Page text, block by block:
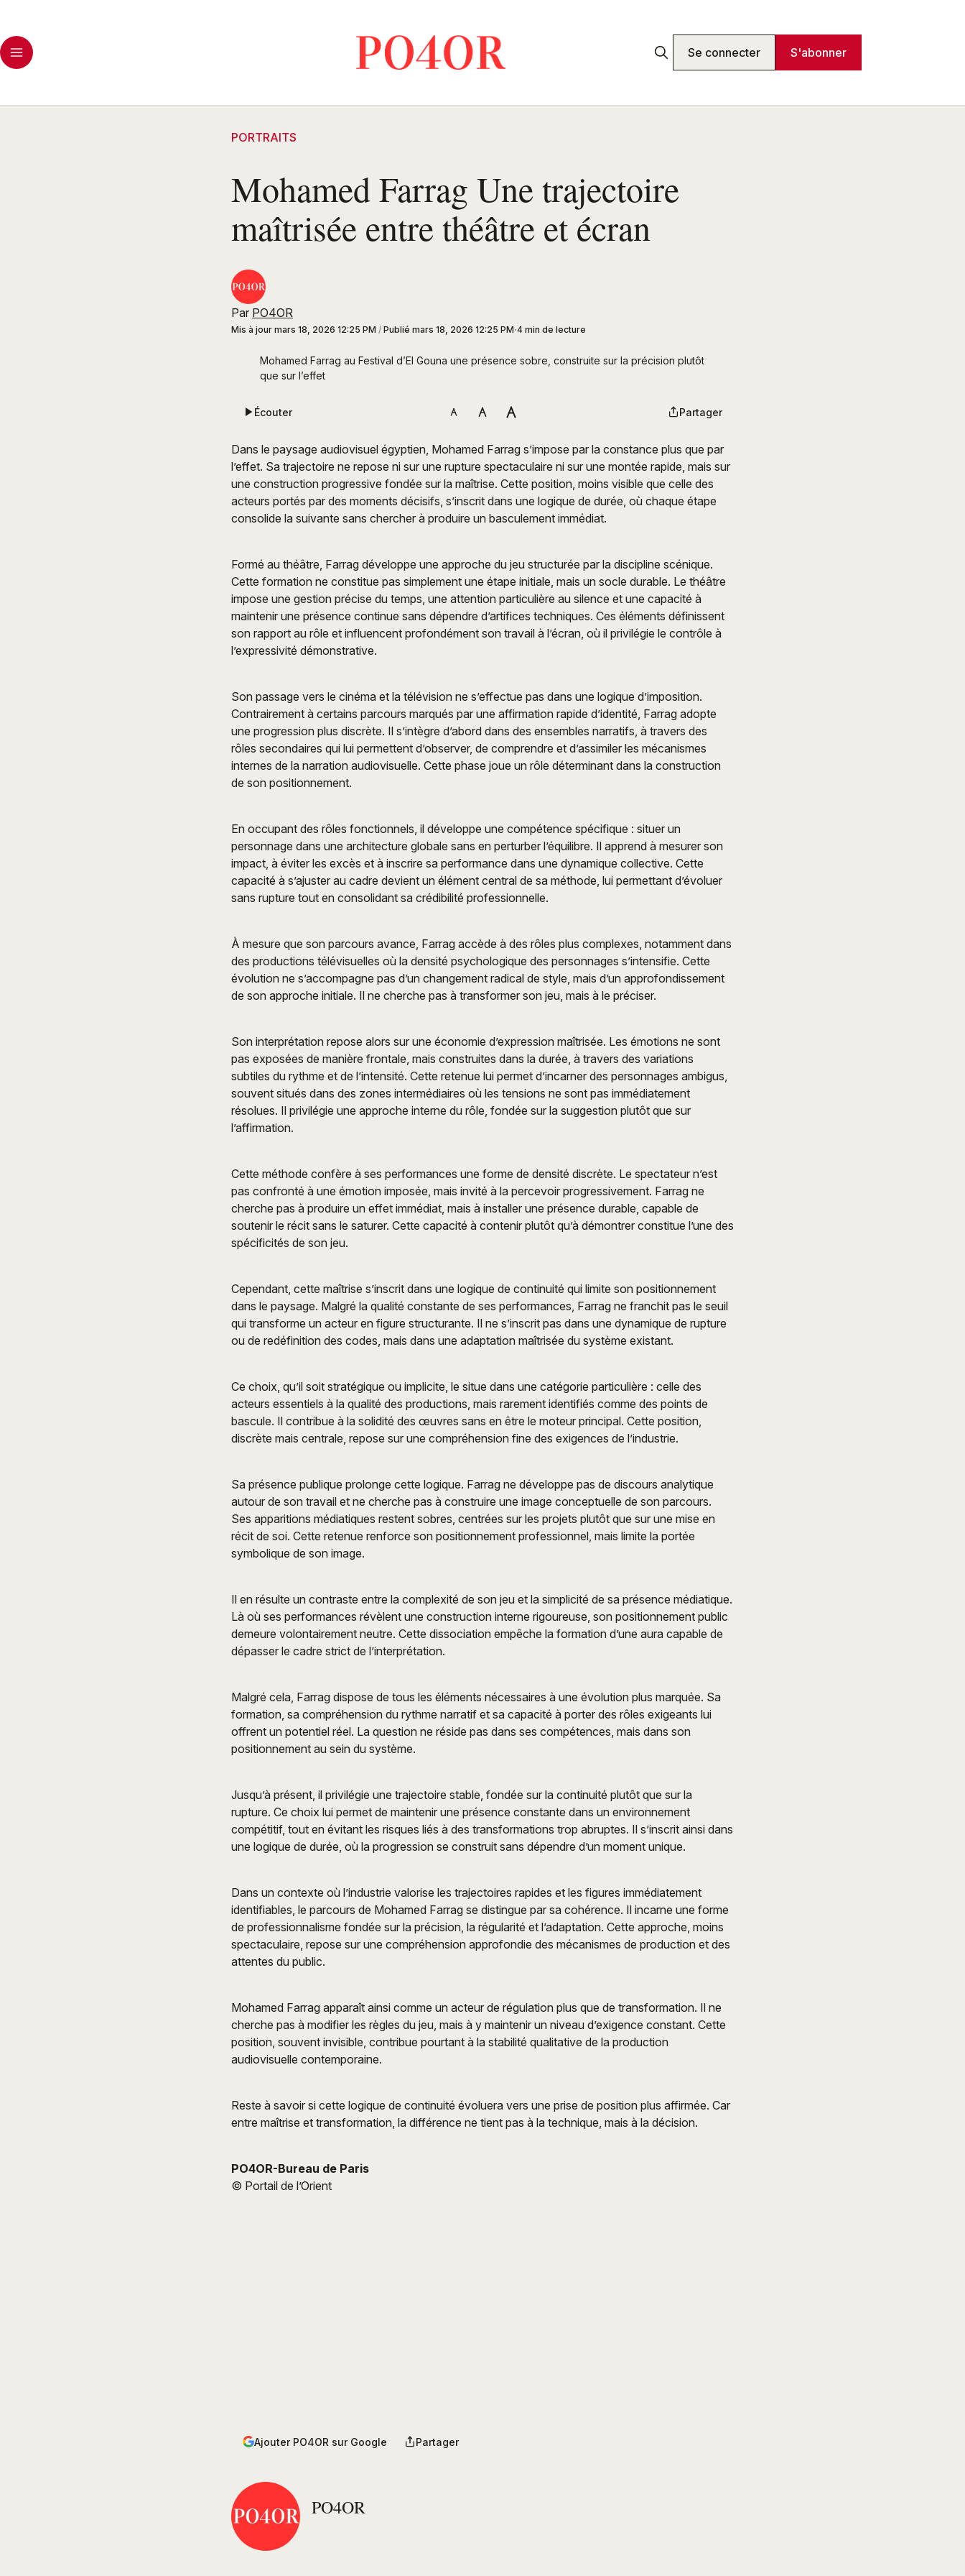
Se connecter S'abonner
PORTRAITS
Mohamed Farrag Une trajectoire
maîtrisée entre théâtre et écran
Par PO4OR
Mis à jour mars 18, 2026 12:25 PM / Publié mars 18, 2026 12:25 PM 4 min de lecture
Mohamed Farrag au Festival d’El Gouna une présence sobre, construite sur la précision plutôt
que sur l’effet
Écouter Partager
Dans le paysage audiovisuel égyptien, Mohamed Farrag s’impose par la constance plus que par
l’effet. Sa trajectoire ne repose ni sur une rupture spectaculaire ni sur une montée rapide, mais sur
une construction progressive fondée sur la maîtrise. Cette position, moins visible que celle des
acteurs portés par des moments décisifs, s’inscrit dans une logique de durée, où chaque étape
consolide la suivante sans chercher à produire un basculement immédiat.
Formé au théâtre, Farrag développe une approche du jeu structurée par la discipline scénique.
Cette formation ne constitue pas simplement une étape initiale, mais un socle durable. Le théâtre
impose une gestion précise du temps, une attention particulière au silence et une capacité à
maintenir une présence continue sans dépendre d’artifices techniques. Ces éléments définissent
son rapport au rôle et influencent profondément son travail à l’écran, où il privilégie le contrôle à
l’expressivité démonstrative.
Son passage vers le cinéma et la télévision ne s’effectue pas dans une logique d’imposition.
Contrairement à certains parcours marqués par une affirmation rapide d’identité, Farrag adopte
une progression plus discrète. Il s’intègre d’abord dans des ensembles narratifs, à travers des
rôles secondaires qui lui permettent d’observer, de comprendre et d’assimiler les mécanismes
internes de la narration audiovisuelle. Cette phase joue un rôle déterminant dans la construction
de son positionnement.
En occupant des rôles fonctionnels, il développe une compétence spécifique : situer un
personnage dans une architecture globale sans en perturber l’équilibre. Il apprend à mesurer son
impact, à éviter les excès et à inscrire sa performance dans une dynamique collective. Cette
capacité à s’ajuster au cadre devient un élément central de sa méthode, lui permettant d’évoluer
sans rupture tout en consolidant sa crédibilité professionnelle.
À mesure que son parcours avance, Farrag accède à des rôles plus complexes, notamment dans
des productions télévisuelles où la densité psychologique des personnages s’intensifie. Cette
évolution ne s’accompagne pas d’un changement radical de style, mais d’un approfondissement
de son approche initiale. Il ne cherche pas à transformer son jeu, mais à le préciser.
Son interprétation repose alors sur une économie d’expression maîtrisée. Les émotions ne sont
pas exposées de manière frontale, mais construites dans la durée, à travers des variations
subtiles du rythme et de l’intensité. Cette retenue lui permet d’incarner des personnages ambigus,
souvent situés dans des zones intermédiaires où les tensions ne sont pas immédiatement
résolues. Il privilégie une approche interne du rôle, fondée sur la suggestion plutôt que sur
l’affirmation.
Cette méthode confère à ses performances une forme de densité discrète. Le spectateur n’est
pas confronté à une émotion imposée, mais invité à la percevoir progressivement. Farrag ne
cherche pas à produire un effet immédiat, mais à installer une présence durable, capable de
soutenir le récit sans le saturer. Cette capacité à contenir plutôt qu’à démontrer constitue l’une des
spécificités de son jeu.
Cependant, cette maîtrise s’inscrit dans une logique de continuité qui limite son positionnement
dans le paysage. Malgré la qualité constante de ses performances, Farrag ne franchit pas le seuil
qui transforme un acteur en figure structurante. Il ne s’inscrit pas dans une dynamique de rupture
ou de redéfinition des codes, mais dans une adaptation maîtrisée du système existant.
Ce choix, qu’il soit stratégique ou implicite, le situe dans une catégorie particulière : celle des
acteurs essentiels à la qualité des productions, mais rarement identifiés comme des points de
bascule. Il contribue à la solidité des œuvres sans en être le moteur principal. Cette position,
discrète mais centrale, repose sur une compréhension fine des exigences de l’industrie.
Sa présence publique prolonge cette logique. Farrag ne développe pas de discours analytique
autour de son travail et ne cherche pas à construire une image conceptuelle de son parcours.
Ses apparitions médiatiques restent sobres, centrées sur les projets plutôt que sur une mise en
récit de soi. Cette retenue renforce son positionnement professionnel, mais limite la portée
symbolique de son image.
Il en résulte un contraste entre la complexité de son jeu et la simplicité de sa présence médiatique.
Là où ses performances révèlent une construction interne rigoureuse, son positionnement public
demeure volontairement neutre. Cette dissociation empêche la formation d’une aura capable de
dépasser le cadre strict de l’interprétation.
Malgré cela, Farrag dispose de tous les éléments nécessaires à une évolution plus marquée. Sa
formation, sa compréhension du rythme narratif et sa capacité à porter des rôles exigeants lui
offrent un potentiel réel. La question ne réside pas dans ses compétences, mais dans son
positionnement au sein du système.
Jusqu’à présent, il privilégie une trajectoire stable, fondée sur la continuité plutôt que sur la
rupture. Ce choix lui permet de maintenir une présence constante dans un environnement
compétitif, tout en évitant les risques liés à des transformations trop abruptes. Il s’inscrit ainsi dans
une logique de durée, où la progression se construit sans dépendre d’un moment unique.
Dans un contexte où l’industrie valorise les trajectoires rapides et les figures immédiatement
identifiables, le parcours de Mohamed Farrag se distingue par sa cohérence. Il incarne une forme
de professionnalisme fondée sur la précision, la régularité et l’adaptation. Cette approche, moins
spectaculaire, repose sur une compréhension approfondie des mécanismes de production et des
attentes du public.
Mohamed Farrag apparaît ainsi comme un acteur de régulation plus que de transformation. Il ne
cherche pas à modifier les règles du jeu, mais à y maintenir un niveau d’exigence constant. Cette
position, souvent invisible, contribue pourtant à la stabilité qualitative de la production
audiovisuelle contemporaine.
Reste à savoir si cette logique de continuité évoluera vers une prise de position plus affirmée. Car
entre maîtrise et transformation, la différence ne tient pas à la technique, mais à la décision.
PO4OR-Bureau de Paris
© Portail de l’Orient
Ajouter PO4OR sur Google Partager
PO4OR